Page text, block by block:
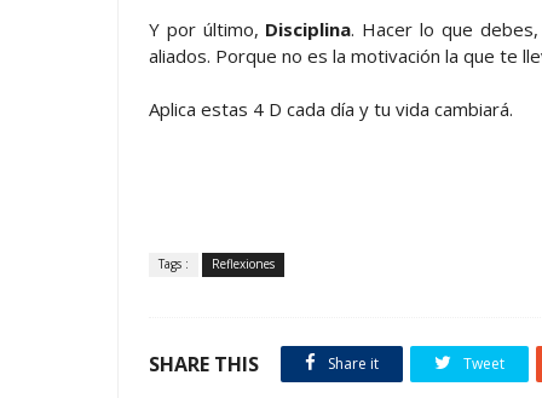
Y por último, Disciplina. Hacer lo que
aliados. Porque no es la motivación la que te
Aplica estas 4 D cada día y tu vida cambiará.
Tags : Reflexiones
SHARE THIS Share it Tweet